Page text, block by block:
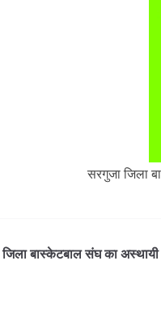
सरगुजा जिला
बास्केटबाल संघ का